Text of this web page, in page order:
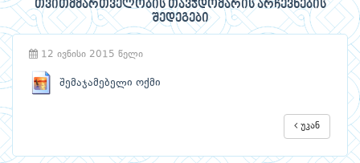
თვითმმართველობის თავჯდომარის არჩევნების
შედეგები
12 ივნისი 2015 წელი
შემაჯამებელი ოქმი
უკან